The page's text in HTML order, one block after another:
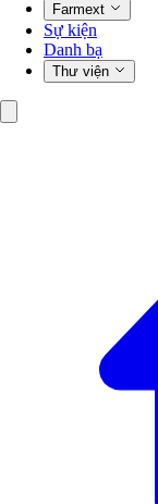
Farmext
Sự kiện
Danh bạ
Thư viện